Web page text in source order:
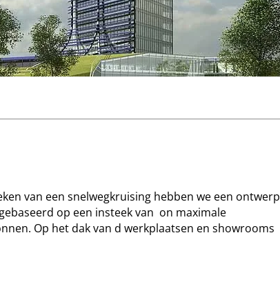
van een snelwegkruising hebben we een ontwerp
op een insteek van on maximale
Op het dak van d werkplaatsen en showrooms